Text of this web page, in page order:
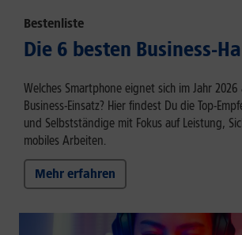
Bestenliste
Die 6 besten Business-
Welches Smartphone eignet sich im Jahr
Business-Einsatz? Hier findest Du die Top-
und Selbstständige mit Fokus auf Leistung,
mobiles Arbeiten.
Mehr erfahren